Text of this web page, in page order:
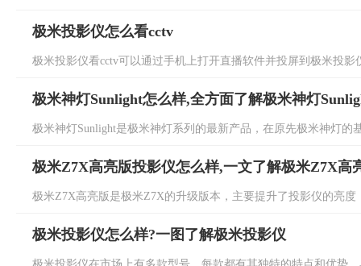
极米投影仪怎么看cctv
极米投影仪看cctv可以通过手机上打开直播软件并投屏到极米投
极米神灯Sunlight怎么样,全方面了解极米神灯
极米神灯Sunlight是极米神灯系列的最新产品，在原先极米神灯的
极米Z7X高亮版投影仪怎么样,一文了解极米Z7X高
极米Z7X高亮版是极米Z7X的升级版本，主要提升了投影仪的亮
极米投影仪怎么样?一图了解极米投影仪